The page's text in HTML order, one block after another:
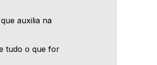
auxilia na
tudo o que for